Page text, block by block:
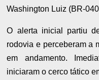
Washington Luiz (BR-
O alerta inicial partiu
rodovia e perceberam a
em andamento.
iniciaram o cerco tático